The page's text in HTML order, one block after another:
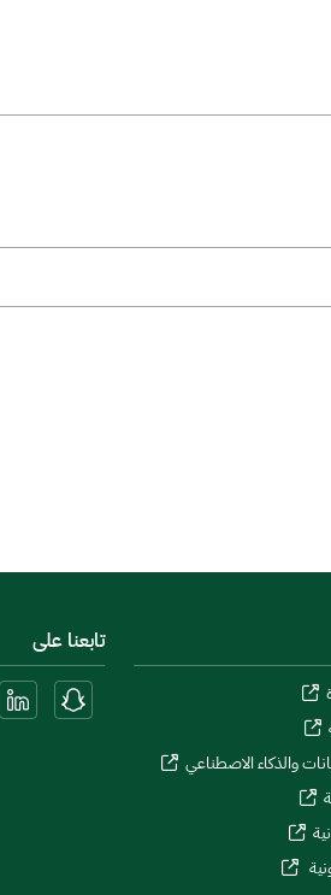
والذكاء الاصطناعي
تابعنا على